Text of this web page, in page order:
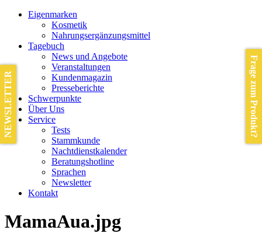
Eigenmarken
Kosmetik
Nahrungsergänzungsmittel
Tagebuch
News und Angebote
Veranstaltungen
Kundenmagazin
Presseberichte
Schwerpunkte
Über Uns
Service
Tests
Stammkunde
Nachtdienstkalender
Beratungshotline
Sprachen
Newsletter
Kontakt
MamaAua.jpg
Frage zum Produkt?
NEWSLETTER